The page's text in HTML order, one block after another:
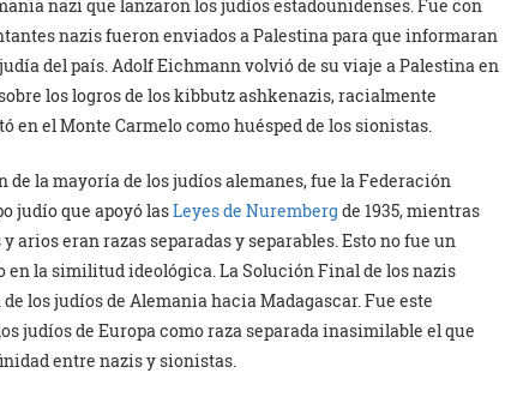
nazi que lanzaron los judíos estadounidenses. Fue con
nazis fueron enviados a Palestina para que informaran
del país. Adolf Eichmann volvió de su viaje a Palestina en
los logros de los kibbutz ashkenazis, racialmente
en el Monte Carmelo como huésped de los sionistas.
de la mayoría de los judíos alemanes, fue la Federación
judío que apoyó lasLeyes de Nuremberg de 1935, mientras
arios eran razas separadas y separables. Esto no fue un
en la similitud ideológica. La Solución Final de los nazis
los judíos de Alemania hacia Madagascar. Fue este
judíos de Europa como raza separada inasimilable el que
entre nazis y sionistas.